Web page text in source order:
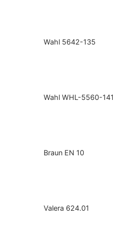
Wahl 5642-135
Wahl WHL-5560-
Braun EN 10
Valera 624.01